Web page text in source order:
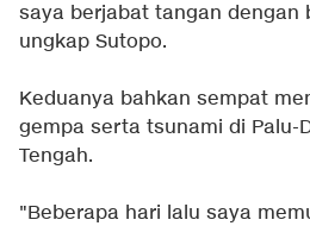
saya berjabat tangan dengan
ungkap Sutopo.
Keduanya bahkan sempat
gempa serta tsunami di Palu-
Tengah.
"Beberapa hari lalu saya